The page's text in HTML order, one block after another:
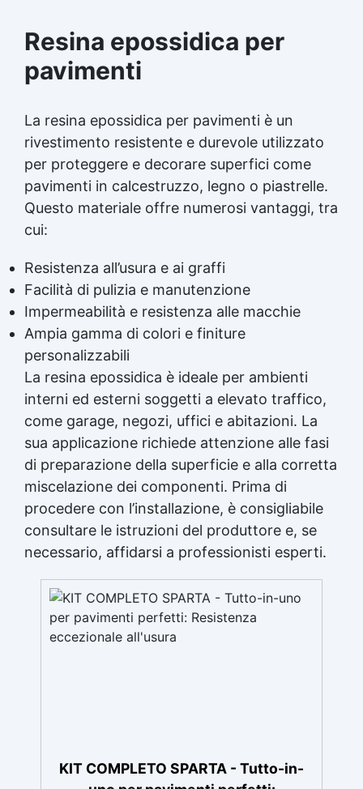
Resina epossidica per
pavimenti
La resina epossidica per pavimenti è un
rivestimento resistente e durevole utilizzato
per proteggere e decorare superfici come
pavimenti in calcestruzzo, legno o piastrelle.
Questo materiale offre numerosi vantaggi, tra
cui:
Resistenza all’usura e ai graffi
Facilità di pulizia e manutenzione
Impermeabilità e resistenza alle macchie
Ampia gamma di colori e finiture
personalizzabili
La resina epossidica è ideale per ambienti
interni ed esterni soggetti a elevato traffico,
come garage, negozi, uffici e abitazioni. La
sua applicazione richiede attenzione alle fasi
di preparazione della superficie e alla corretta
miscelazione dei componenti. Prima di
procedere con l’installazione, è consigliabile
consultare le istruzioni del produttore e, se
necessario, affidarsi a professionisti esperti.
KIT COMPLETO SPARTA - Tutto-in-